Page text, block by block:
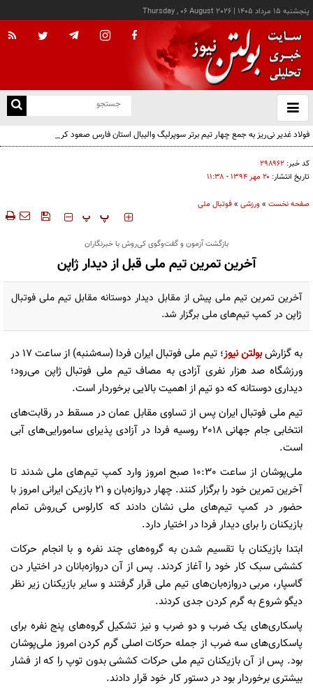
پنجشنبه ۱۵ مرداد ۱۴۰۵ |
Thursday , 06 August 2026
باز
و
فولاد غدیر نی‌ریز به جمع چهار تیم برتر سوپرلیگ والیبال استان فارس صعود کرد
کد خبر: ۲۹۸۹۶۲
تاریخ انتشار: ۲۰ مهر ۱۳۹۴ - ۱۱:۳۸
صفحه نخست »ورزشی »فوتبال ملی
‍‍‍ پ پ
بازگشت آزمون و گفت‌وگوی کی‌روش با خبرنگاران
آخرین تمرین تیم ملی‌ قبل از دیدار ژاپن
آخرین تمرین تیم ‌ملی پیش از مقابل دیدار دوستانه مقابل تیم ملی فو‌تبا‌ل
ژاپن در کمپ تیم‌های ملی برگزار شد.
به‌ گزارش ‌بولتن نیوز
؛ تیم ‌ملی فو‌تبا‌ل ایران فردا (سه‌شنبه) از ساعت 17 در
ورزشگاه صد هزار نفری آزادی به مصاف تیم ‌ملی فو‌تبا‌ل ژاپن می‌رود؛
دیداری دوستانه که دو تیم از اهمیت بالایی برخوردار است.
تیم ‌ملی فو‌تبا‌ل ایران پس از تساوی مقابل عمان در مسقط در ر‌قا‌بت‌های
انتخابی جا‌م جها‌نی 2018 روسیه فردا در آزادی پذیرای سامورایی‌های آبی
است.
ملی‌پوشان از ساعت 10:30 صبح امروز وارد کمپ تیم‌های ملی شدند تا
آخرین تمرین خود را برگزار کنند. چهار د‌ر‌وازه‌بان و 21 بازیکن ایرانی امروز با
حضور در کمپ تیم‌های ملی نشان دادند که کا‌ر‌لوس کی‌روش تمام
بازیکنان را برای دیدار فردا در اختیار دارد.
ابتدا بازیکنان با تقسیم شدن به گروه‌های چند نفره و با انجام حرکات
کششی سبک کار خود را آغاز کردند. پس از آن د‌ر‌وازه‌بانان در اختیار دن
گاسپار، مربی د‌ر‌وازه‌بان‌های تیم ‌ملی قرار گرفتند و سایر بازیکنان زیر نظر
دیگو شروع به گرم کردن جدی کردند.
پاسکاری‌های یک ضرب و دو ضرب و نیز تشکیل گروه‌های پنج نفره برای
پاسکاری‌های سه ضرب از جمله حرکات اصلی گرم کردن امروز ملی‌پوشان
بود. پس از آن بازیکنان تیم ‌ملی حرکات کششی بدون توپ را که از فشار
بیشتری برخوردار بود در دستور کار خود قرار دادند.